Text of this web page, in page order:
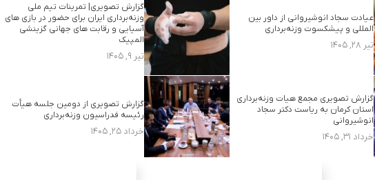
عیادت سجاد انوشیروانی از داور بین
المللی و پیشکسوت وزنه‌برداری
تیر ۲۸, ۱۴۰۵
گزارش تصویری| تمرینات تیم ملی
وزنه‌برداری ایران برای حضور در بازی های
آسیایی و رقابت های جهانی گزینشی
المپیک
تیر ۹, ۱۴۰۵
گزارش تصویری مجمع هیات وزنه‌برداری
استان کرمان به ریاست دکتر سجاد
انوشیروانی
خرداد ۳۱, ۱۴۰۵
گزارش تصویری از دومین جلسه هیأت
رئیسه فدراسیون وزنه‌برداری
خرداد ۲۵, ۱۴۰۵